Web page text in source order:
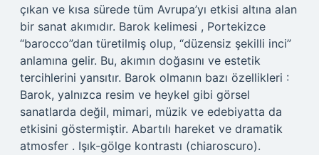
çıkan ve kısa sürede tüm Avrupa’yı etkisi altına alan
bir sanat akımıdır. Barok kelimesi , Portekizce
“barocco”dan türetilmiş olup, “düzensiz şekilli inci”
anlamına gelir. Bu, akımın doğasını ve estetik
tercihlerini yansıtır. Barok olmanın bazı özellikleri :
Barok, yalnızca resim ve heykel gibi görsel
sanatlarda değil, mimari, müzik ve edebiyatta da
etkisini göstermiştir. Abartılı hareket ve dramatik
atmosfer . Işık-gölge kontrastı (chiaroscuro).